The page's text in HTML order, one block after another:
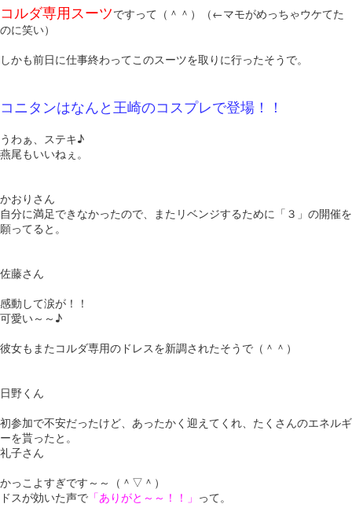
コルダ専用スーツですって（＾＾）（←マモがめっちゃウケてた
のに笑い）
しかも前日に仕事終わってこのスーツを取りに行ったそうで。
コニタンはなんと王崎のコスプレで登場！！
うわぁ、ステキ♪
燕尾もいいねぇ。
かおりさん
自分に満足できなかったので、またリベンジするために「３」の開催を
願ってると。
佐藤さん
感動して涙が！！
可愛い～～♪
彼女もまたコルダ専用のドレスを新調されたそうで（＾＾）
日野くん
初参加で不安だったけど、あったかく迎えてくれ、たくさんのエネルギ
ーを貰ったと。
礼子さん
かっこよすぎです～～（＾▽＾）
ドスが効いた声で 「ありがと～～！！」 って。